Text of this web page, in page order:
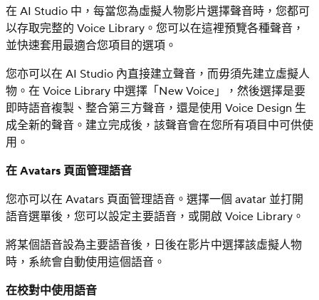
在 AI Studio 中，每當您為虛擬人物影片選擇聲音時，您都可
以存取完整的 Voice Library。您可以在這裡預覽各種聲音，
並快速套用最適合您項目的選項。
您亦可以在 AI Studio 內直接建立聲音，而毋須先建立虛擬人
物。在 Voice Library 中選擇「New Voice」，然後選擇是要
即時語音複製、整合第三方聲音，還是使用 Voice Design 生
成全新的聲音。建立完成後，該聲音會在您所有項目中可供使
用。
在 Avatars 頁面管理語音
您亦可以在 Avatars 頁面管理語音。選擇一個 avatar 並打開
語音選單後，您可以設定主要語音，或開啟 Voice Library。
將某個語音設為主要語音後，日後在影片中選擇該虛擬人物
時，系統會自動使用這個語音。
在校對中使用語音